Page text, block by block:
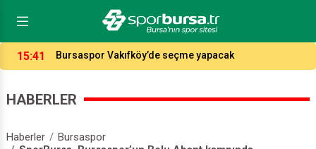
15:41 Bursaspor Vakıfköy’de seçme yapacak
HABERLER
Haberler
Bursaspor